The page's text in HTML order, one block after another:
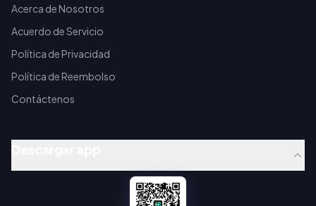
Acerca de Nosotros
Acuerdo de Servicio
Política de Privacidad
Política de Reembolso
Contáctenos